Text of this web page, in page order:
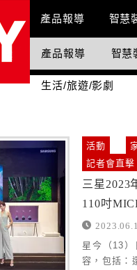
Main Menu
產品報導 智慧
國際科技情報
產品報導 智慧
生活/旅遊/影劇
活動
記者會直擊
三星2023
110吋
星今（13
容，包括：